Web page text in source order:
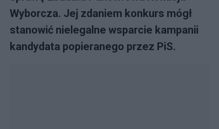
Wyborcza. Jej zdaniem konkurs mógł
stanowić nielegalne wsparcie kampanii
kandydata popieranego przez PiS.